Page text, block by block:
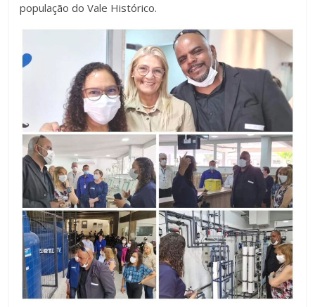
população do Vale Histórico.